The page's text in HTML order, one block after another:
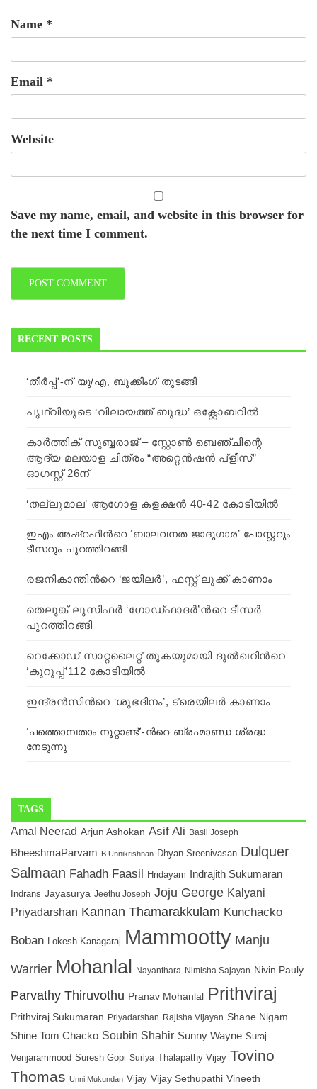
Name *
Email *
Website
Save my name, email, and website in this browser for
the next time I comment.
RECENT POSTS
‘തീര്‍പ്പ്’-ന് യു/എ, ബുക്കിംഗ് തുടങ്ങി
പൃഥ്വിയുടെ ‘വിലായത്ത് ബുദ്ധ’ ഒക്റ്റോബറില്‍
കാർത്തിക് സുബ്ബരാജ് – സ്റ്റോൺ ബെഞ്ചിന്റെ
ആദ്യ മലയാള ചിത്രം “അറ്റെൻഷൻ പ്ളീസ്”
ഓഗസ്റ്റ് 26ന്
‘തല്ലുമാല’ ആഗോള കളക്ഷന്‍ 40-42 കോടിയില്‍
ഇഎം അഷ്റഫിന്‍റെ ‘ബാലവനത ജാദുഗാര’ പോസ്റ്ററും
ടീസറും പുറത്തിറങ്ങി
രജനികാന്തിന്‍റെ ‘ജയിലര്‍’, ഫസ്റ്റ് ലുക്ക് കാണാം
തെലുങ്ക് ലൂസിഫര്‍ ‘ഗോഡ്‍ഫാദർ’ന്‍റെ ടീസര്‍
പുറത്തിറങ്ങി
റെക്കോഡ് സാറ്റലൈറ്റ് തുകയുമായി ദുല്‍ഖറിന്‍റെ
‘കുറുപ്പ്’112 കോടിയില്‍
ഇന്ദ്രന്‍സിന്‍റെ ‘ശുഭദിനം’, ട്രെയിലര്‍ കാണാം
‘പത്തൊമ്പതാം നൂറ്റാണ്ട്’-ന്‍റെ ബ്രഹ്മാണ്ഡ ശ്രദ്ധ
നേടുന്നു
TAGS
Amal Neerad Arjun Ashokan Asif Ali Basil Joseph
BheeshmaParvam B Unnikrishnan Dhyan Sreenivasan Dulquer
Salmaan Fahadh Faasil Hridayam Indrajith Sukumaran
Indrans Jayasurya Jeethu Joseph Joju George Kalyani
Priyadarshan Kannan Thamarakkulam Kunchacko
Boban Lokesh Kanagaraj Mammootty Manju
Warrier Mohanlal Nayanthara Nimisha Sajayan Nivin Pauly
Parvathy Thiruvothu Pranav Mohanlal Prithviraj
Prithviraj Sukumaran Priyadarshan Rajisha Vijayan Shane Nigam
Shine Tom Chacko Soubin Shahir Sunny Wayne Suraj
Venjarammood Suresh Gopi Suriya Thalapathy Vijay Tovino
Thomas Unni Mukundan Vijay Vijay Sethupathi Vineeth